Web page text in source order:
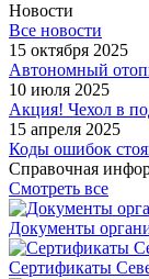
Новости
Все новости
15 октября 2025
Автономный
10 июля 2025
Акция! Чехол в
15 апреля 2025
Коды ошибок
Справочная
Смотреть все
Документы
Сертификаты